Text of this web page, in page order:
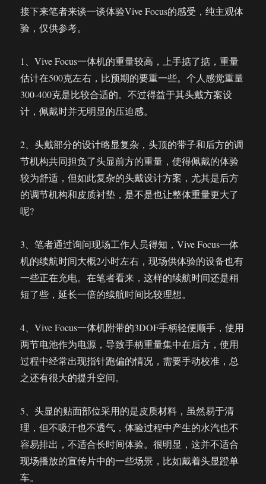
接下来笔者来谈一谈体验Vive Focus的感受，纯主观体
验，仅供参考。
1、Vive Focus一体机的重量较高，上手掂了掂，重量
估计在500克左右，比预期的要重一些。个人感觉重量
300-400克是比较合适的。不过得益于其头戴方案设
计，佩戴时并无明显的压迫感。
2、头戴部分的设计略显复杂，头顶的带子和后方的调
节机构共同担负了头显前方的重量，使得佩戴的体验
较为舒适，但如此复杂的头戴设计方案，尤其是后方
的调节机构和皮质衬垫，是不是也让整体重量更大了
呢?
3、笔者通过询问现场工作人员得知，Vive Focus一体
机的续航时间大概2小时左右，现场供体验的设备也有
一些正在充电。在笔者看来，这样的续航时间还是稍
短了些，延长一倍的续航时间比较理想。
4、Vive Focus一体机附带的3DOF手柄轻便顺手，使用
两节电池作为电源，导致手柄重量集中在后方，使用
过程中经常出现指针跑偏的情况，需要手动校准，总
之还有很大的提升空间。
5、头显的贴面部位采用的是皮质材料，虽然易于清
理，但不吸汗也不透气，体验过程中产生的水汽也不
容易排出，不适合长时间体验。很明显，这并不适合
现场播放的宣传片中的一些场景，比如戴着头显蹬单
车。